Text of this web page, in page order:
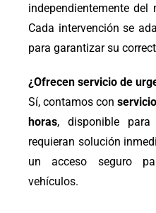
independientemente
Cada intervención se
para garantizar su
¿Ofrecen servicio de
Sí, contamos con
horas, disponible para
requieran solución
un acceso seguro
vehículos.